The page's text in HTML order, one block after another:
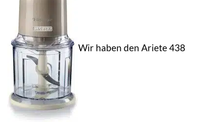
Wir haben den Ariete 438